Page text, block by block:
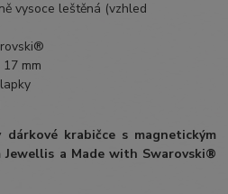
vysoce leštěná (vzhled
mm
dárkové krabičce s magnetickým
Jewellis a Made with Swarovski®